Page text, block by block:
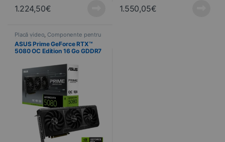
1.224,50€ 1.550,05€
Placă video, Componente pentru
PC, Informatică
ASUS Prime GeForce RTX™
5080 OC Edition 16 Go GDDR7